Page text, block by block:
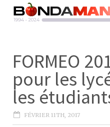
FORMEO
pour les
les
FÉVRIER 11TH, 2017